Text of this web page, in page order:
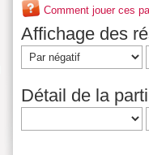
Comment jouer ces
Affichage des
Détail de la